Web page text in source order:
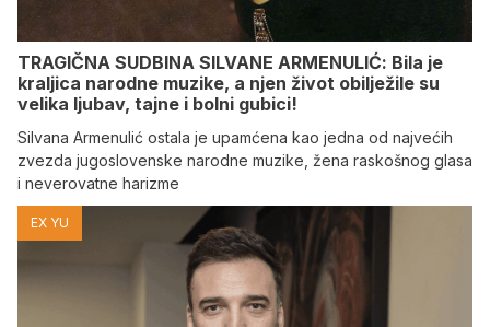
TRAGIČNA SUDBINA SILVANE ARMENULIĆ: Bila je
kraljica narodne muzike, a njen život obilježile su
velika ljubav, tajne i bolni gubici!
Silvana Armenulić ostala je upamćena kao jedna od najvećih
zvezda jugoslovenske narodne muzike, žena raskošnog glasa
i neverovatne harizme
EX YU